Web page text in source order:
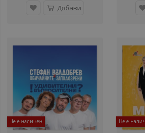
Добави
Не е наличен Не е